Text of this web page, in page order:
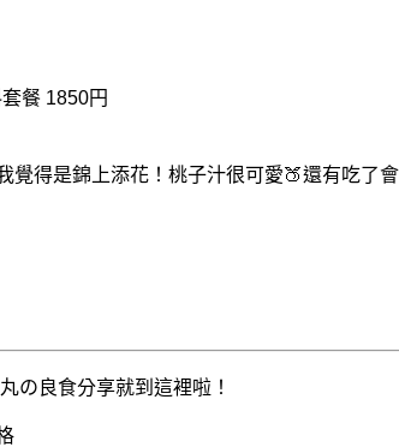
餐 1850円
覺得是錦上添花！桃子汁很可愛🍑還有吃了
分享就到這裡啦！